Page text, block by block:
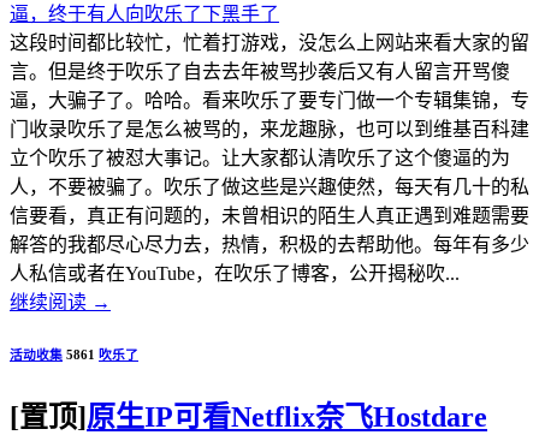
这段时间都比较忙，忙着打游戏，没怎么上网站来看大家的留
言。但是终于吹乐了自去去年被骂抄袭后又有人留言开骂傻
逼，大骗子了。哈哈。看来吹乐了要专门做一个专辑集锦，专
门收录吹乐了是怎么被骂的，来龙趣脉，也可以到维基百科建
立个吹乐了被怼大事记。让大家都认清吹乐了这个傻逼的为
人，不要被骗了。吹乐了做这些是兴趣使然，每天有几十的私
信要看，真正有问题的，未曾相识的陌生人真正遇到难题需要
解答的我都尽心尽力去，热情，积极的去帮助他。每年有多少
人私信或者在YouTube，在吹乐了博客，公开揭秘吹...
继续阅读 →
活动收集 5861 吹乐了
[置顶]原生IP可看Netflix奈飞Hostdare